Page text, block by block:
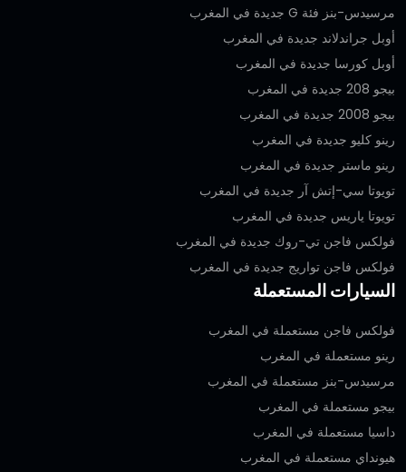
مرسيدس-بنز فئة G جديدة في المغرب
أوبل جراندلاند جديدة في المغرب
أوبل كورسا جديدة في المغرب
بيجو 208 جديدة في المغرب
بيجو 2008 جديدة في المغرب
رينو كليو جديدة في المغرب
رينو ماستر جديدة في المغرب
تويوتا سي-إتش آر جديدة في المغرب
تويوتا ياريس جديدة في المغرب
فولكس فاجن تي-روك جديدة في المغرب
فولكس فاجن تواريج جديدة في المغرب
السيارات المستعملة
فولكس فاجن مستعملة في المغرب
رينو مستعملة في المغرب
مرسيدس-بنز مستعملة في المغرب
بيجو مستعملة في المغرب
داسيا مستعملة في المغرب
هيونداي مستعملة في المغرب